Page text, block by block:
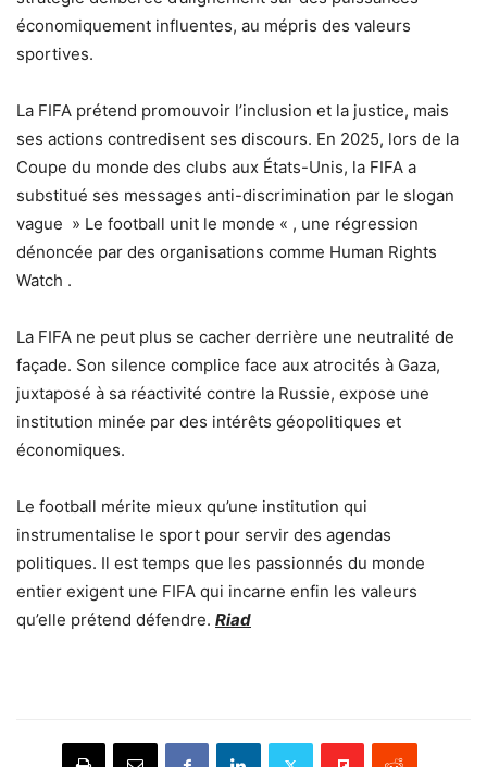
économiquement influentes, au mépris des valeurs
sportives.
La FIFA prétend promouvoir l’inclusion et la justice, mais
ses actions contredisent ses discours. En 2025, lors de la
Coupe du monde des clubs aux États-Unis, la FIFA a
substitué ses messages anti-discrimination par le slogan
vague » Le football unit le monde « , une régression
dénoncée par des organisations comme Human Rights
Watch .
La FIFA ne peut plus se cacher derrière une neutralité de
façade. Son silence complice face aux atrocités à Gaza,
juxtaposé à sa réactivité contre la Russie, expose une
institution minée par des intérêts géopolitiques et
économiques.
Le football mérite mieux qu’une institution qui
instrumentalise le sport pour servir des agendas
politiques. Il est temps que les passionnés du monde
entier exigent une FIFA qui incarne enfin les valeurs
qu’elle prétend défendre. Riad